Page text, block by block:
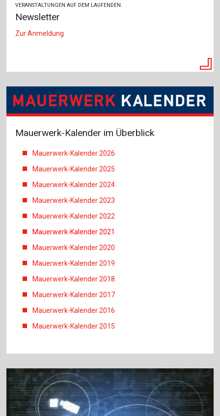
VERANSTALTUNGEN AUF DEM LAUFENDEN.
Newsletter
Zur Anmeldung
Mauerwerk-Kalender im Überblick
Mauerwerk-Kalender 2026
Mauerwerk-Kalender 2025
Mauerwerk-Kalender 2024
Mauerwerk-Kalender 2023
Mauerwerk-Kalender 2022
Mauerwerk-Kalender 2021
Mauerwerk-Kalender 2020
Mauerwerk-Kalender 2019
Mauerwerk-Kalender 2018
Mauerwerk-Kalender 2017
Mauerwerk-Kalender 2016
Mauerwerk-Kalender 2015